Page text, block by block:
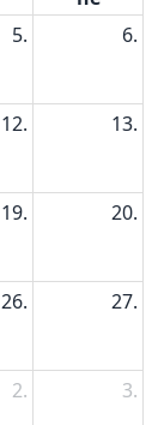
5. 6.
12. 13.
19. 20.
26. 27.
2. 3.